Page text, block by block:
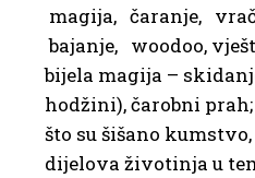
magija, čaranje,
bajanje, woodoo,
bijela magija –
hodžini), čarobni
što su šišano
dijelova životinja u